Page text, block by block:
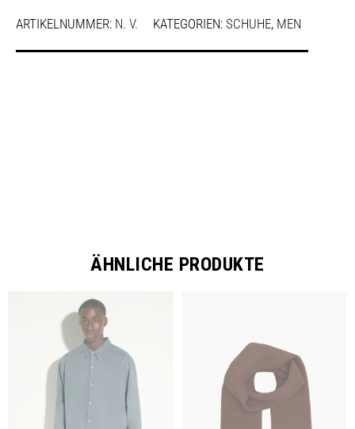
ARTIKELNUMMER: N. V. KATEGORIEN: SCHUHE, MEN
ÄHNLICHE PRODUKTE